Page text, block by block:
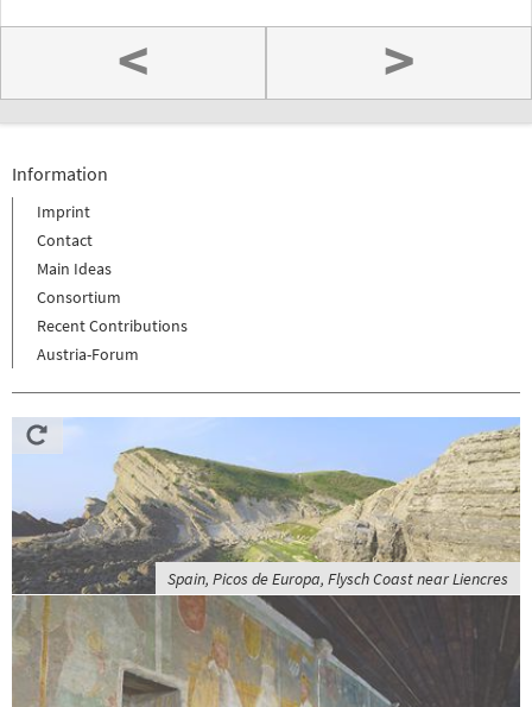
< >
Information
Imprint
Contact
Main Ideas
Consortium
Recent Contributions
Austria-Forum
Spain, Picos de Europa, Flysch Coast near Liencres